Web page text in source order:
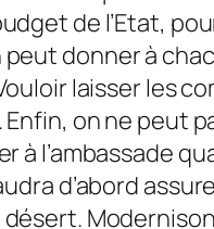
de l’Etat,
donner à
laisser les
on ne peut
à l’ambassade
d’abord